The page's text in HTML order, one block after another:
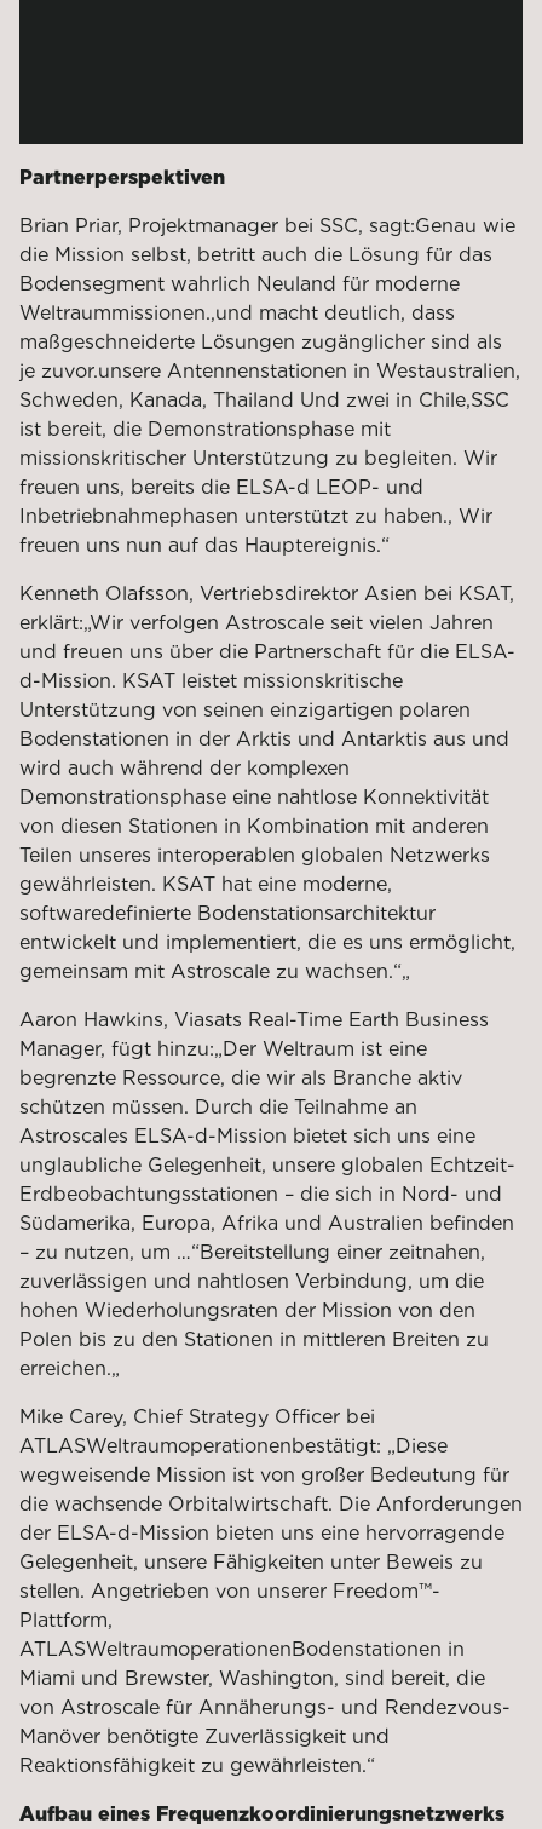
Partnerperspektiven
Brian Priar, Projektmanager bei SSC, sagt:Genau wie
die Mission selbst, betritt auch die Lösung für das
Bodensegment wahrlich Neuland für moderne
Weltraummissionen.,und macht deutlich, dass
maßgeschneiderte Lösungen zugänglicher sind als
je zuvor.unsere Antennenstationen in Westaustralien,
Schweden, Kanada, Thailand Und zwei in Chile,SSC
ist bereit, die Demonstrationsphase mit
missionskritischer Unterstützung zu begleiten. Wir
freuen uns, bereits die ELSA-d LEOP- und
Inbetriebnahmephasen unterstützt zu haben., Wir
freuen uns nun auf das Hauptereignis.“
Kenneth Olafsson, Vertriebsdirektor Asien bei KSAT,
erklärt:„Wir verfolgen Astroscale seit vielen Jahren
und freuen uns über die Partnerschaft für die ELSA-
d-Mission. KSAT leistet missionskritische
Unterstützung von seinen einzigartigen polaren
Bodenstationen in der Arktis und Antarktis aus und
wird auch während der komplexen
Demonstrationsphase eine nahtlose Konnektivität
von diesen Stationen in Kombination mit anderen
Teilen unseres interoperablen globalen Netzwerks
gewährleisten. KSAT hat eine moderne,
softwaredefinierte Bodenstationsarchitektur
entwickelt und implementiert, die es uns ermöglicht,
gemeinsam mit Astroscale zu wachsen.“„
Aaron Hawkins, Viasats Real-Time Earth Business
Manager, fügt hinzu:„Der Weltraum ist eine
begrenzte Ressource, die wir als Branche aktiv
schützen müssen. Durch die Teilnahme an
Astroscales ELSA-d-Mission bietet sich uns eine
unglaubliche Gelegenheit, unsere globalen Echtzeit-
Erdbeobachtungsstationen – die sich in Nord- und
Südamerika, Europa, Afrika und Australien befinden
– zu nutzen, um …“Bereitstellung einer zeitnahen,
zuverlässigen und nahtlosen Verbindung, um die
hohen Wiederholungsraten der Mission von den
Polen bis zu den Stationen in mittleren Breiten zu
erreichen.„
Mike Carey, Chief Strategy Officer bei
ATLASWeltraumoperationenbestätigt: „Diese
wegweisende Mission ist von großer Bedeutung für
die wachsende Orbitalwirtschaft. Die Anforderungen
der ELSA-d-Mission bieten uns eine hervorragende
Gelegenheit, unsere Fähigkeiten unter Beweis zu
stellen. Angetrieben von unserer Freedom™-
Plattform,
ATLASWeltraumoperationenBodenstationen in
Miami und Brewster, Washington, sind bereit, die
von Astroscale für Annäherungs- und Rendezvous-
Manöver benötigte Zuverlässigkeit und
Reaktionsfähigkeit zu gewährleisten.“
Aufbau eines Frequenzkoordinierungsnetzwerks